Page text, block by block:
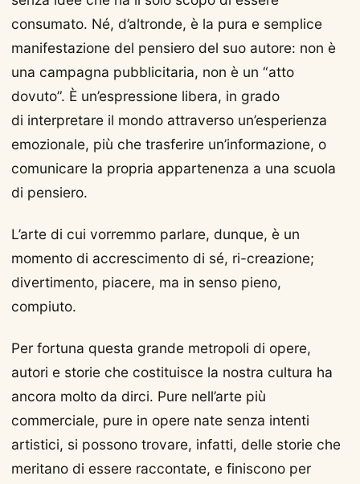
consumato. Né, d’altronde, è la pura e semplice
manifestazione del pensiero del suo autore: non è
una campagna pubblicitaria, non è un “atto
dovuto”. È un’espressione libera, in grado
di interpretare il mondo attraverso un’esperienza
emozionale, più che trasferire un’informazione, o
comunicare la propria appartenenza a una scuola
di pensiero.
L’arte di cui vorremmo parlare, dunque, è un
momento di accrescimento di sé, ri-creazione;
divertimento, piacere, ma in senso pieno,
compiuto.
Per fortuna questa grande metropoli di opere,
autori e storie che costituisce la nostra cultura ha
ancora molto da dirci. Pure nell’arte più
commerciale, pure in opere nate senza intenti
artistici, si possono trovare, infatti, delle storie che
meritano di essere raccontate, e finiscono per